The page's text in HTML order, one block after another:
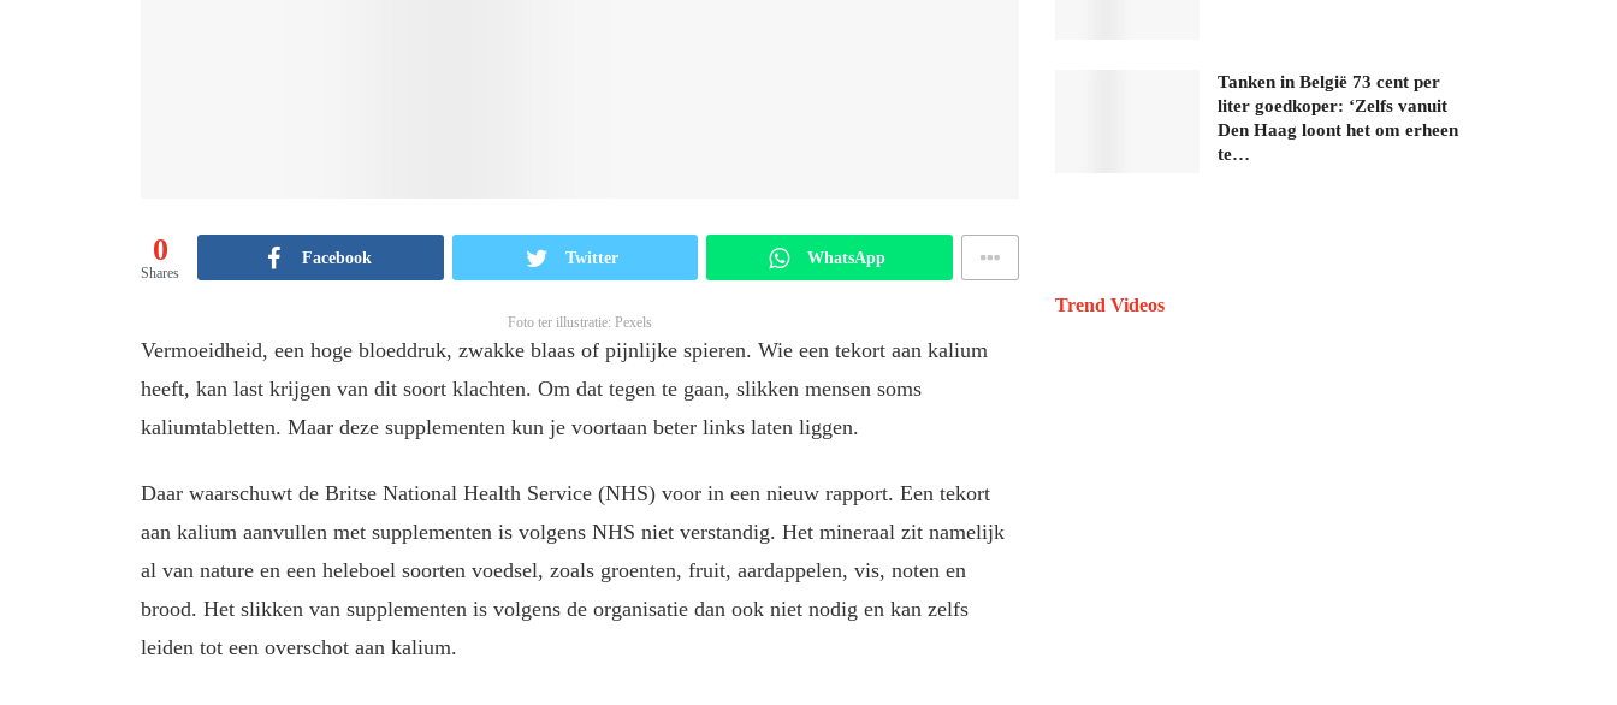
0
Shares
Facebook Twitter WhatsApp
Foto ter illustratie: Pexels
Vermoeidheid, een hoge bloeddruk, zwakke blaas of pijnlijke spieren. Wie een tekort aan kalium
heeft, kan last krijgen van dit soort klachten. Om dat tegen te gaan, slikken mensen soms
kaliumtabletten. Maar deze supplementen kun je voortaan beter links laten liggen.
Daar waarschuwt de Britse National Health Service (NHS) voor in een nieuw rapport. Een tekort
aan kalium aanvullen met supplementen is volgens NHS niet verstandig. Het mineraal zit namelijk
al van nature en een heleboel soorten voedsel, zoals groenten, fruit, aardappelen, vis, noten en
brood. Het slikken van supplementen is volgens de organisatie dan ook niet nodig en kan zelfs
leiden tot een overschot aan kalium.
Tanken in België 73 cent per
liter goedkoper: ‘Zelfs vanuit
Den Haag loont het om erheen
te…
Trend Videos